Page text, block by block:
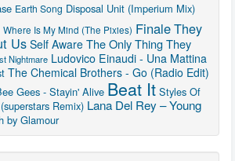
Earth Song Disposal Unit (Imperium Mix)
Where Is My Mind (The Pixies) FinaleThey
Us Self Aware The Only Thing They
Nightmare Ludovico Einaudi - Una Mattina
The Chemical Brothers - Go (Radio Edit)
Gees - Stayin' Alive Beat It Styles Of
Remix) Lana Del Rey – Young
by Glamour